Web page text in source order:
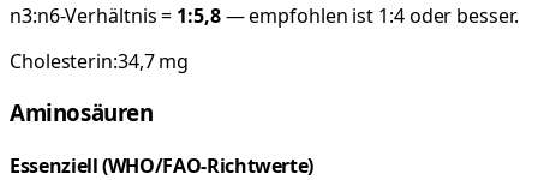
n3:n6-Verhältnis = 1:5,8— empfohlen ist 1:4 oder besser.
Cholesterin:34,7mg
Aminosäuren
Essenziell (WHO/FAO-Richtwerte)